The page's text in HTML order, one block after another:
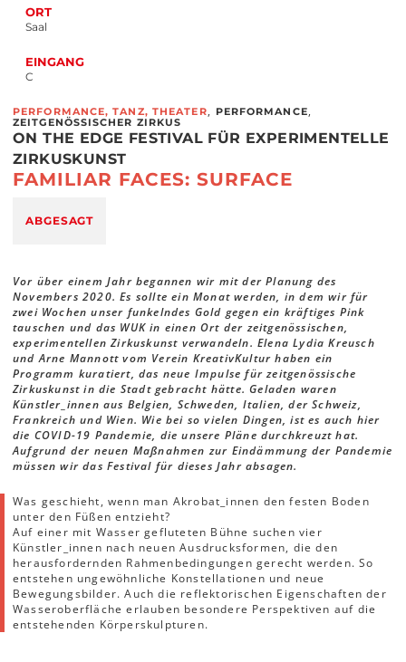
ORT
Saal
EINGANG
C
PERFORMANCE, TANZ, THEATER, PERFORMANCE,
ZEITGENÖSSISCHER ZIRKUS
ON THE EDGE FESTIVAL FÜR EXPERIMENTELLE
ZIRKUSKUNST
FAMILIAR FACES: SURFACE
ABGESAGT
Vor über einem Jahr begannen wir mit der Planung des
Novembers 2020. Es sollte ein Monat werden, in dem wir für
zwei Wochen unser funkelndes Gold gegen ein kräftiges Pink
tauschen und das WUK in einen Ort der zeitgenössischen,
experimentellen Zirkuskunst verwandeln. Elena Lydia Kreusch
und Arne Mannott vom Verein KreativKultur haben ein
Programm kuratiert, das neue Impulse für zeitgenössische
Zirkuskunst in die Stadt gebracht hätte. Geladen waren
Künstler_innen aus Belgien, Schweden, Italien, der Schweiz,
Frankreich und Wien. Wie bei so vielen Dingen, ist es auch hier
die COVID-19 Pandemie, die unsere Pläne durchkreuzt hat.
Aufgrund der neuen Maßnahmen zur Eindämmung der Pandemie
müssen wir das Festival für dieses Jahr absagen.
Was geschieht, wenn man Akrobat_innen den festen Boden
unter den Füßen entzieht?
Auf einer mit Wasser gefluteten Bühne suchen vier
Künstler_innen nach neuen Ausdrucksformen, die den
herausfordernden Rahmenbedingungen gerecht werden. So
entstehen ungewöhnliche Konstellationen und neue
Bewegungsbilder. Auch die reflektorischen Eigenschaften der
Wasseroberfläche erlauben besondere Perspektiven auf die
entstehenden Körperskulpturen.